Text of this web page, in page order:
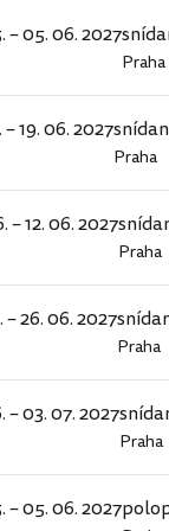
– 05. 06. 2027
Praha
– 19. 06. 2027
Praha
– 12. 06. 2027
Praha
– 26. 06. 2027
Praha
– 03. 07. 2027
Praha
– 05. 06. 2027